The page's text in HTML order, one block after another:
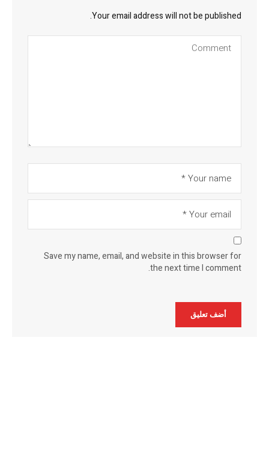
Your email address will not be published.
Save my name, email, and website in this browser for
the next time I comment.